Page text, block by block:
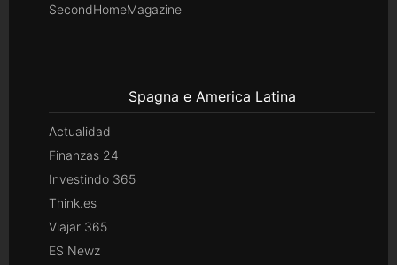
SecondHomeMagazine
Spagna e America Latina
Actualidad
Finanzas 24
Investindo 365
Think.es
Viajar 365
ES Newz